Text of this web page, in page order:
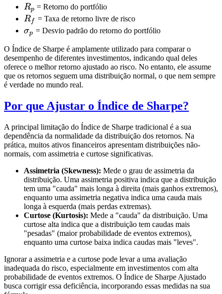
R_p
Rp = Retorno do portfólio
R_f
Rf = Taxa de retorno livre de risco
\sigma_p
σp = Desvio padrão do retorno do portfólio
O Índice de Sharpe é amplamente utilizado para comparar o
desempenho de diferentes investimentos, indicando qual deles
oferece o melhor retorno ajustado ao risco. No entanto, ele assume
que os retornos seguem uma distribuição normal, o que nem sempre
é verdade no mundo real.
Por que Ajustar o Índice de Sharpe?
A principal limitação do Índice de Sharpe tradicional é a sua
dependência da normalidade da distribuição dos retornos. Na
prática, muitos ativos financeiros apresentam distribuições não-
normais, com assimetria e curtose significativas.
Assimetria (Skewness): Mede o grau de assimetria da
distribuição. Uma assimetria positiva indica que a distribuição
tem uma "cauda" mais longa à direita (mais ganhos extremos),
enquanto uma assimetria negativa indica uma cauda mais
longa à esquerda (mais perdas extremas).
Curtose (Kurtosis): Mede a "cauda" da distribuição. Uma
curtose alta indica que a distribuição tem caudas mais
"pesadas" (maior probabilidade de eventos extremos),
enquanto uma curtose baixa indica caudas mais "leves".
Ignorar a assimetria e a curtose pode levar a uma avaliação
inadequada do risco, especialmente em investimentos com alta
probabilidade de eventos extremos. O Índice de Sharpe Ajustado
busca corrigir essa deficiência, incorporando essas medidas na sua